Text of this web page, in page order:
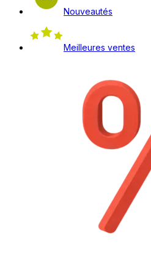
Nouveautés
Meilleures ventes